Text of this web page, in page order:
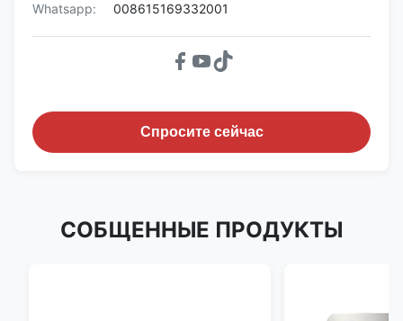
Whatsapp:
008615169332001
Спросите сейчас
СОБЩЕННЫЕ ПРОДУКТЫ